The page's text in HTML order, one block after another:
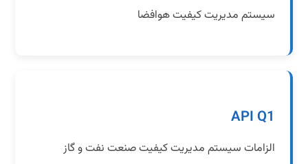
سیستم مدیریت کیفیت هوافضا
API Q1
الزامات سیستم مدیریت کیفیت صنعت نفت و گاز